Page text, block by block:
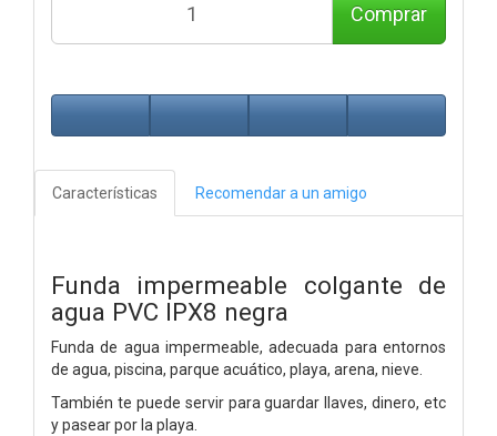
Comprar
Características Recomendar a un amigo
Funda impermeable colgante de
agua PVC IPX8 negra
Funda de agua impermeable, adecuada para entornos
de agua, piscina, parque acuático, playa, arena, nieve.
También te puede servir para guardar llaves, dinero, etc
y pasear por la playa.